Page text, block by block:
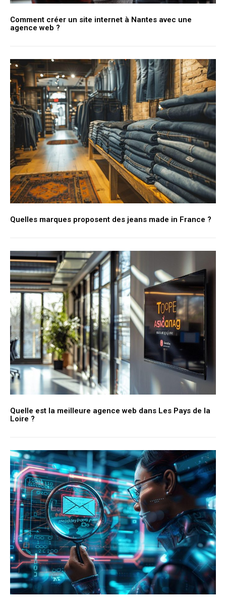
Comment créer un site internet à Nantes avec une
agence web ?
Quelles marques proposent des jeans made in France ?
Quelle est la meilleure agence web dans Les Pays de la
Loire ?